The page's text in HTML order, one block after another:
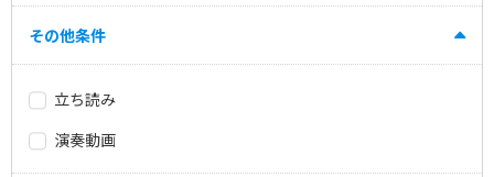
その他条件
立ち読み
演奏動画